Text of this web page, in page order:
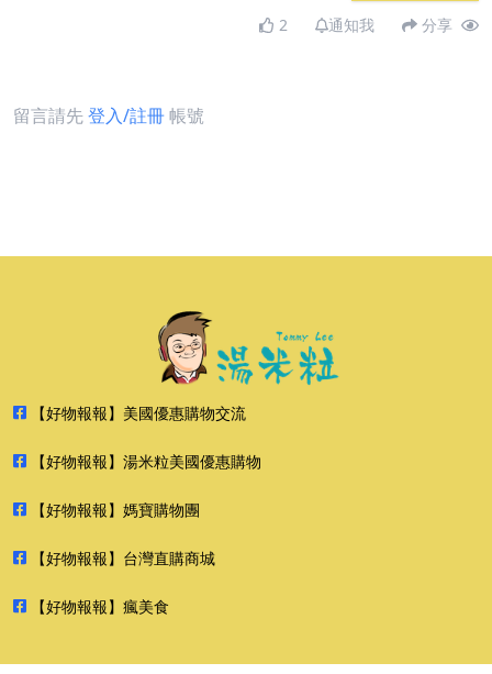
2 通知我 分享
留言請先登入/註冊帳號
【好物報報】美國優惠購物交流
【好物報報】湯米粒美國優惠購物
【好物報報】媽寶購物團
【好物報報】台灣直購商城
【好物報報】瘋美食